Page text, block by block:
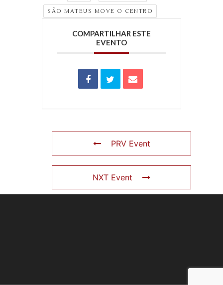
SÃO MATEUS MOVE O CENTRO
COMPARTILHAR ESTE
EVENTO
PRV Event
NXT Event